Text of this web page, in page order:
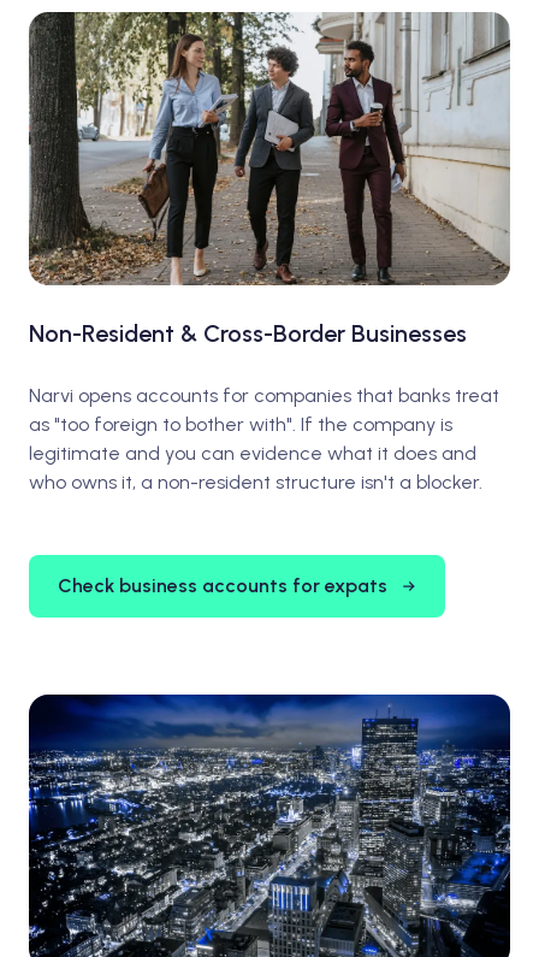
Non-Resident & Cross-Border Businesses
Narvi opens accounts for companies that banks treat
as "too foreign to bother with". If the company is
legitimate and you can evidence what it does and
who owns it, a non-resident structure isn't a blocker.
Check business accounts for expats